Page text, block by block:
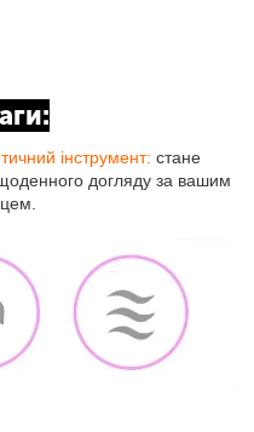
інструмент: стане
догляду за вашим